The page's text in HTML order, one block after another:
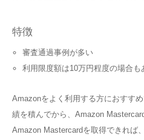
特徴
審査通過事例が多い
利用限度額は10万円程度の場合も
Amazonをよく利用する方におすす
績を積んでから、Amazon
Amazon Mastercardを取得できれば